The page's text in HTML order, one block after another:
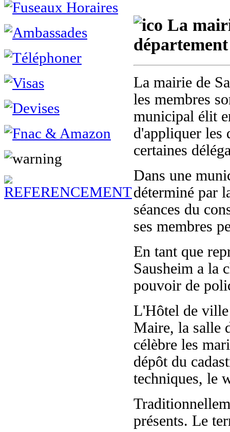
La
La mairie de
les membres
municipal élit
d'appliquer les
certaines
Dans une
déterminé par
séances du
ses membres
En tant que
Sausheim a la
pouvoir de
L'Hôtel de ville
Maire, la salle
célèbre les
dépôt du
techniques, le
présents. Le